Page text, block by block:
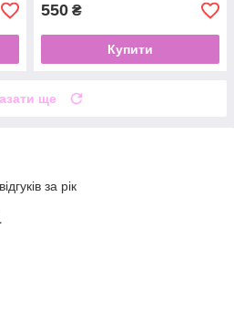
550 ₴
Купити
ще
за рік